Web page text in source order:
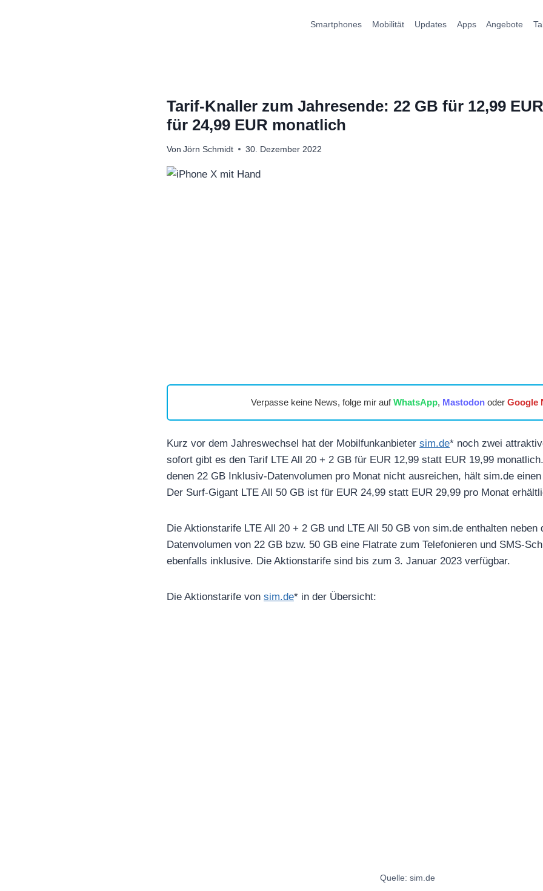
Smartphones Mobilität Updates Apps Angebote
Tarif-Knaller zum Jahresende: 22 GB für 12,99
für 24,99 EUR monatlich
Von Jörn Schmidt 30. Dezember 2022
Verpasse keine News, folge mir aufWhatsApp, Mastodonoder Google
Kurz vor dem Jahreswechsel hat der Mobilfunkanbieter sim.de* noch zwei
sofort gibt es den Tarif LTE All 20 + 2 GB für EUR 12,99 statt EUR 19,99
denen 22 GB Inklusiv-Datenvolumen pro Monat nicht ausreichen, hält sim.de
Der Surf-Gigant LTE All 50 GB ist für EUR 24,99 statt EUR 29,99 pro Monat
Die Aktionstarife LTE All 20 + 2 GB und LTE All 50 GB von sim.de enthalten neben
Datenvolumen von 22 GB bzw. 50 GB eine Flatrate zum Telefonieren und SMS-
ebenfalls inklusive. Die Aktionstarife sind bis zum 3. Januar 2023 verfügbar.
Die Aktionstarife von sim.de* in der Übersicht:
Quelle: sim.de